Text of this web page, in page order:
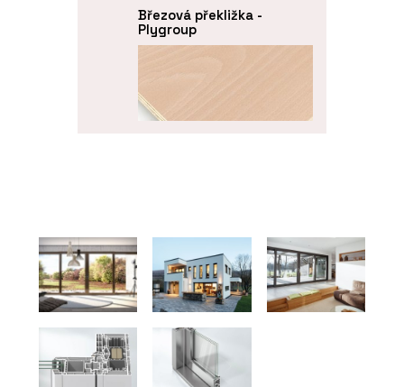
Březová překližka -
Plygroup
O FIRMĚ